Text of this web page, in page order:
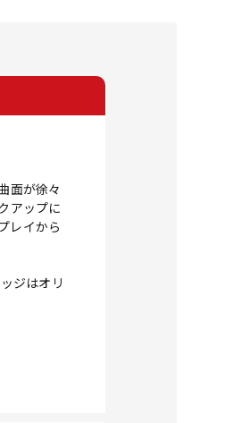
面が徐々
アップに
レイから
ジはオリ